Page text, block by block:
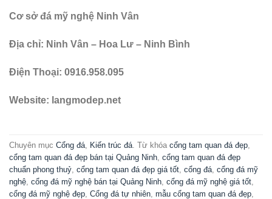
Cơ sở đá mỹ nghệ Ninh Vân
Địa chỉ: Ninh Vân – Hoa Lư – Ninh Bình
Điện Thoại: 0916.958.095
Website: langmodep.net
Chuyên mục Cổng đá Kiến trúc đá . Từ khóa cổng tam quan đá đẹp
cổng tam quan đá đẹp bán tại Quảng Ninh cổng tam quan đá đẹp
chuẩn phong thuỷ cổng tam quan đá đẹp giá tốt cổng đá cổng đá mỹ
nghệ cổng đá mỹ nghệ bán tại Quảng Ninh cổng đá mỹ nghệ giá tốt
cổng đá mỹ nghệ đẹp Cổng đá tự nhiên mẫu cổng tam quan đá đẹp